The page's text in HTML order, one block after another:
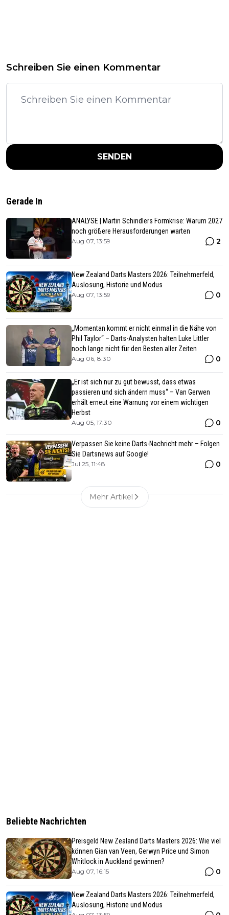
Schreiben Sie einen Kommentar
SENDEN
Gerade In
ANALYSE | Martin Schindlers Formkrise: Warum 2027
noch größere Herausforderungen warten
Aug 07, 13:59 2
New Zealand Darts Masters 2026: Teilnehmerfeld,
Auslosung, Historie und Modus
Aug 07, 13:59 0
„Momentan kommt er nicht einmal in die Nähe von
Phil Taylor“ – Darts-Analysten halten Luke Littler
noch lange nicht für den Besten aller Zeiten
Aug 06, 8:30 0
„Er ist sich nur zu gut bewusst, dass etwas
passieren und sich ändern muss“ – Van Gerwen
erhält erneut eine Warnung vor einem wichtigen
Herbst
Aug 05, 17:30 0
Verpassen Sie keine Darts-Nachricht mehr – Folgen
Sie Dartsnews auf Google!
Jul 25, 11:48 0
Mehr Artikel
Beliebte Nachrichten
Preisgeld New Zealand Darts Masters 2026: Wie viel
können Gian van Veen, Gerwyn Price und Simon
Whitlock in Auckland gewinnen?
Aug 07, 16:15 0
New Zealand Darts Masters 2026: Teilnehmerfeld,
Auslosung, Historie und Modus